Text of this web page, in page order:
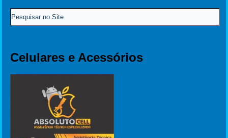
Celulares e Acessórios